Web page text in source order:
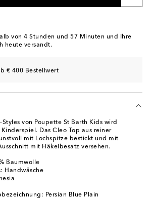
von 4 Stunden und 57 Minuten und Ihre
heute versandt.
€ 400 Bestellwert
von Poupette St Barth Kids wird
Das Cleo Top aus reiner
mit Lochspitze bestickt und mit
mit Häkelbesatz versehen.
Baumwolle
Handwäsche
Persian Blue Plain